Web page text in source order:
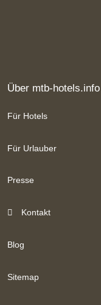
Über mtb-hotels.info
Für Hotels
Für Urlauber
Presse
Kontakt
Blog
Sitemap